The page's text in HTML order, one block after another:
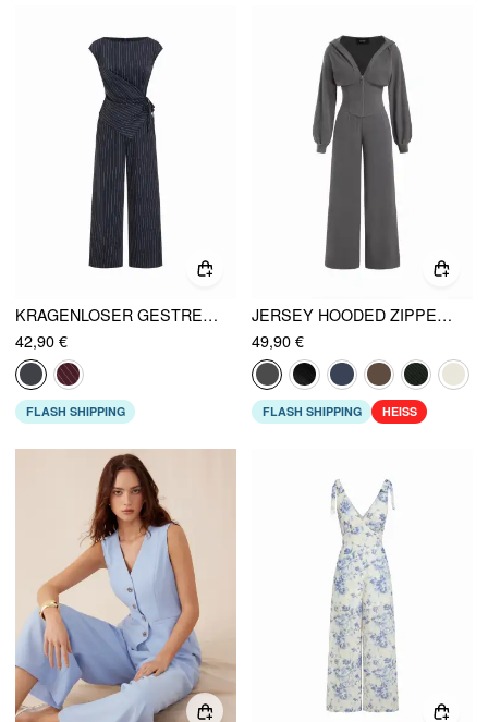
KRAGENLOSER GESTREIFTER JUMPSUIT MIT ASYMMETRISCHEM SAUM UND KNOTEN
42,90 €
FLASH SHIPPING
JERSEY HOODED ZIPPER JUMPSUIT MIT TAILLENZUG
49,90 €
FLASH SHIPPING HEISS